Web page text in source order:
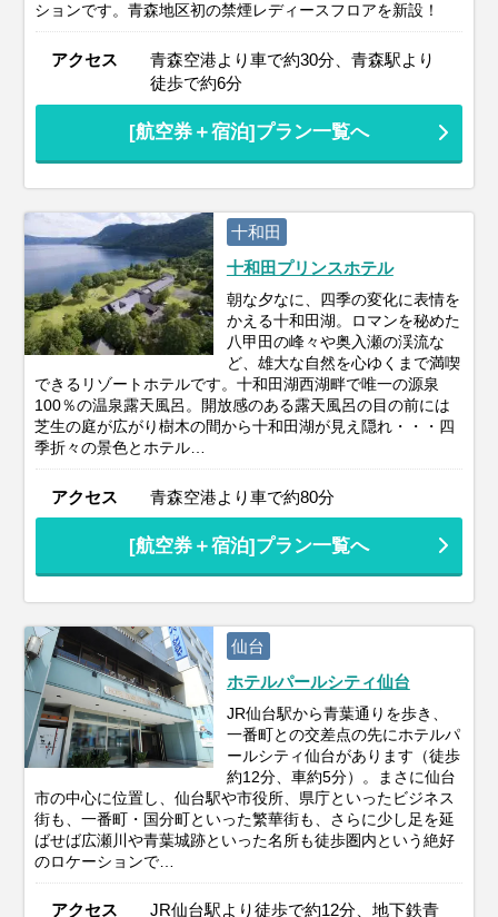
ションです。青森地区初の禁煙レディースフロアを新設！
アクセス
青森空港より車で約30分、青森駅より
徒歩で約6分
[航空券＋宿泊]プラン一覧へ
十和田
十和田プリンスホテル
朝な夕なに、四季の変化に表情を
かえる十和田湖。ロマンを秘めた
八甲田の峰々や奥入瀬の渓流な
ど、雄大な自然を心ゆくまで満喫
できるリゾートホテルです。十和田湖西湖畔で唯一の源泉
100％の温泉露天風呂。開放感のある露天風呂の目の前には
芝生の庭が広がり樹木の間から十和田湖が見え隠れ・・・四
季折々の景色とホテル…
アクセス 青森空港より車で約80分
[航空券＋宿泊]プラン一覧へ
仙台
ホテルパールシティ仙台
JR仙台駅から青葉通りを歩き、
一番町との交差点の先にホテルパ
ールシティ仙台があります（徒歩
約12分、車約5分）。まさに仙台
市の中心に位置し、仙台駅や市役所、県庁といったビジネス
街も、一番町・国分町といった繁華街も、さらに少し足を延
ばせば広瀬川や青葉城跡といった名所も徒歩圏内という絶好
のロケーションで…
アクセス JR仙台駅より徒歩で約12分、地下鉄青